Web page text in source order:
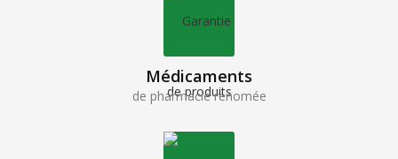
Médicaments
de pharmacie renomée